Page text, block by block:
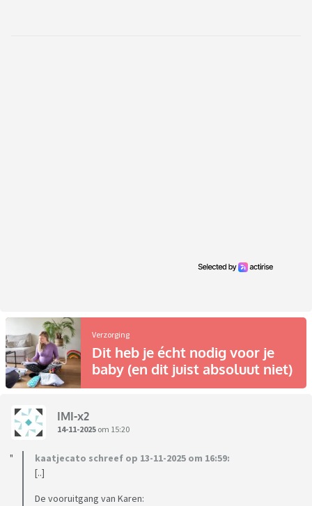
Verzorging
Dit heb je écht nodig voor je
baby (en dit juist absoluut niet)
IMI-x2
14-11-2025 om 15:20
kaatjecato schreef op 13-11-2025 om 16:59:
[..]
De vooruitgang van Karen: